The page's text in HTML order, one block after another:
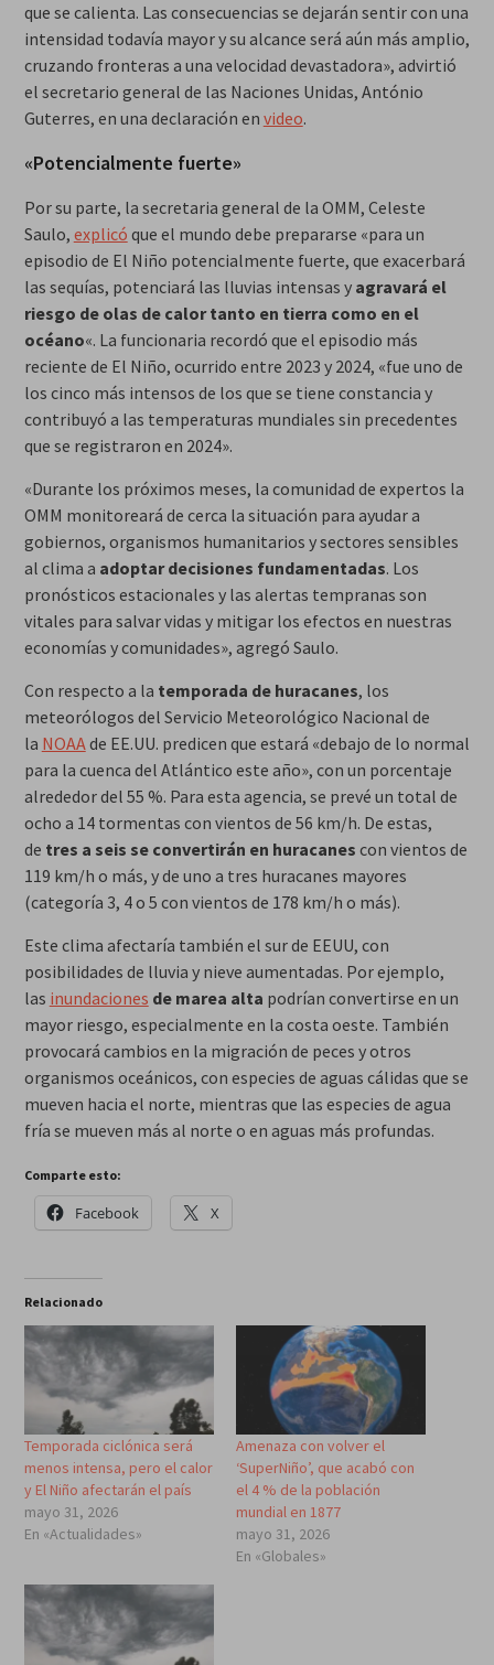
que se calienta. Las consecuencias se dejarán sentir con una
intensidad todavía mayor y su alcance será aún más amplio,
cruzando fronteras a una velocidad devastadora», advirtió
el secretario general de las Naciones Unidas, António
Guterres, en una declaración en video.
«Potencialmente fuerte»
Por su parte, la secretaria general de la OMM, Celeste
Saulo, explicó que el mundo debe prepararse «para un
episodio de El Niño potencialmente fuerte, que exacerbará
las sequías, potenciará las lluvias intensas y agravará el
riesgo de olas de calor tanto en tierra como en el
océano«. La funcionaria recordó que el episodio más
reciente de El Niño, ocurrido entre 2023 y 2024, «fue uno de
los cinco más intensos de los que se tiene constancia y
contribuyó a las temperaturas mundiales sin precedentes
que se registraron en 2024».
«Durante los próximos meses, la comunidad de expertos la
OMM monitoreará de cerca la situación para ayudar a
gobiernos, organismos humanitarios y sectores sensibles
al clima a adoptar decisiones fundamentadas. Los
pronósticos estacionales y las alertas tempranas son
vitales para salvar vidas y mitigar los efectos en nuestras
economías y comunidades», agregó Saulo.
Con respecto a la temporada de huracanes, los
meteorólogos del Servicio Meteorológico Nacional de
la NOAAde EE.UU. predicen que estará «debajo de lo normal
para la cuenca del Atlántico este año», con un porcentaje
alrededor del 55 %. Para esta agencia, se prevé un total de
ocho a 14 tormentas con vientos de 56 km/h. De estas,
de tres a seis se convertirán en huracanes con vientos de
119 km/h o más, y de uno a tres huracanes mayores
(categoría 3, 4 o 5 con vientos de 178 km/h o más).
Este clima afectaría también el sur de EEUU, con
posibilidades de lluvia y nieve aumentadas. Por ejemplo,
las inundaciones de marea alta podrían convertirse en un
mayor riesgo, especialmente en la costa oeste. También
provocará cambios en la migración de peces y otros
organismos oceánicos, con especies de aguas cálidas que se
mueven hacia el norte, mientras que las especies de agua
fría se mueven más al norte o en aguas más profundas.
Comparte esto:
Facebook X
Relacionado
Temporada ciclónica será
menos intensa, pero el calor
y El Niño afectarán el país
mayo 31, 2026
En «Actualidades»
Amenaza con volver el
‘SuperNiño’, que acabó con
el 4 % de la población
mundial en 1877
mayo 31, 2026
En «Globales»